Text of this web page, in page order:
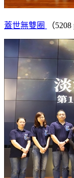
蓋世無雙圈 （